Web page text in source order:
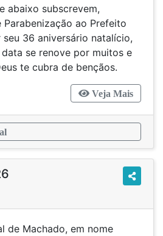
abaixo subscrevem,
ao Prefeito
36 aniversário natalício,
se renove por muitos e
te cubra de bençãos.
Veja Mais
de Machado, em nome